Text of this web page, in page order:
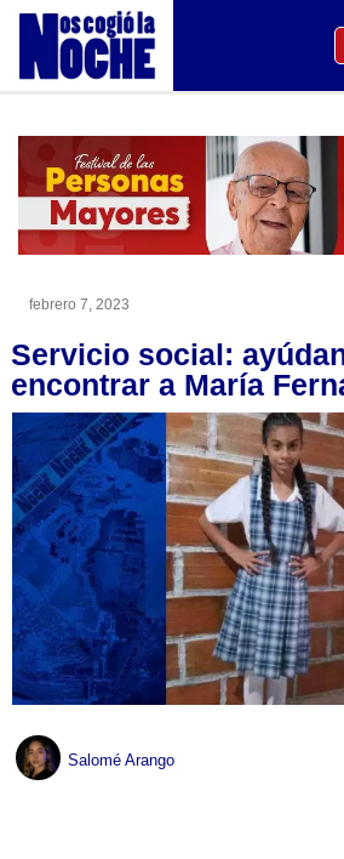
febrero 7, 2023
Servicio social:
encontrar a María
Salomé Arango